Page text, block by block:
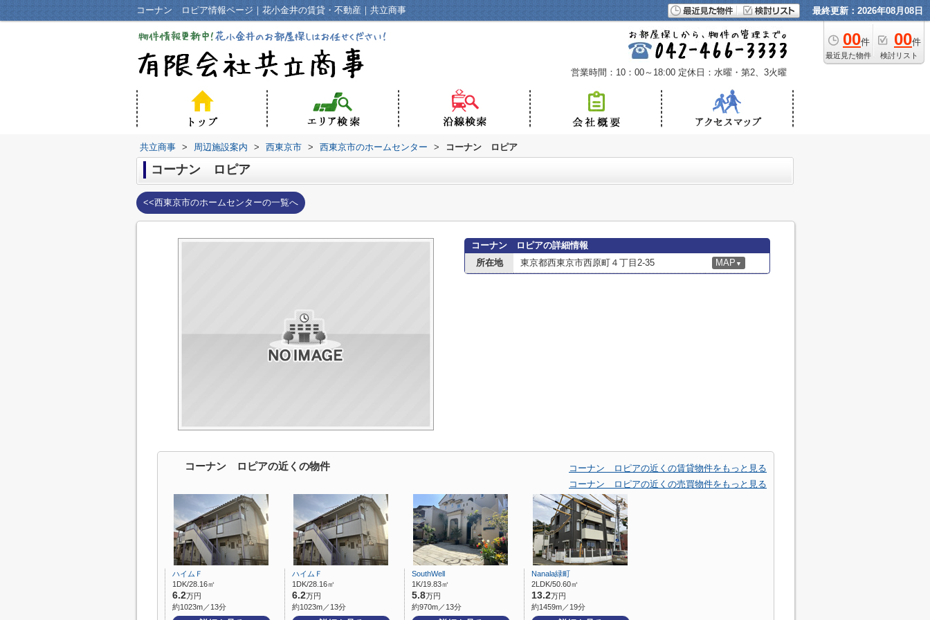
コーナン ロピア情報ページ｜花小金井の賃貸・不動産｜共立商事 最終更新：2026年08月08日
00件
最近見た物件
00件
検討リスト
営業時間：10：00～18:00 定休日：水曜・第2、3火曜
共立商事 > 周辺施設案内 > 西東京市 > 西東京市のホームセンター > コーナン ロピア
コーナン ロピア
<<西東京市のホームセンターの一覧へ
コーナン ロピアの詳細情報
所在地
東京都西東京市西原町４丁目2-35 MAP ▼
コーナン ロピアの近くの物件
コーナン ロピアの近くの賃貸物件をもっと見る
コーナン ロピアの近くの売買物件をもっと見る
ハイムＦ
1DK/28.16㎡
6.2万円
約1023m／13分
ハイムＦ
1DK/28.16㎡
6.2万円
約1023m／13分
SouthWell
1K/19.83㎡
5.8万円
約970m／13分
Nanala緑町
2LDK/50.60㎡
13.2万円
約1459m／19分